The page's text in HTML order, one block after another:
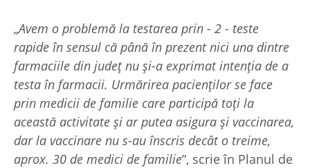
„Avem o problemă la testarea prin - 2 - teste
rapide în sensul că până în prezent nici una dintre
farmaciile din județ nu şi-a exprimat intenția de a
testa în farmacii. Urmărirea pacienților se face
prin medicii de familie care participă toți la
această activitate şi ar putea asigura și vaccinarea,
dar la vaccinare nu s-au înscris decât o treime,
aprox. 30 de medici de familie”, scrie în Planul de